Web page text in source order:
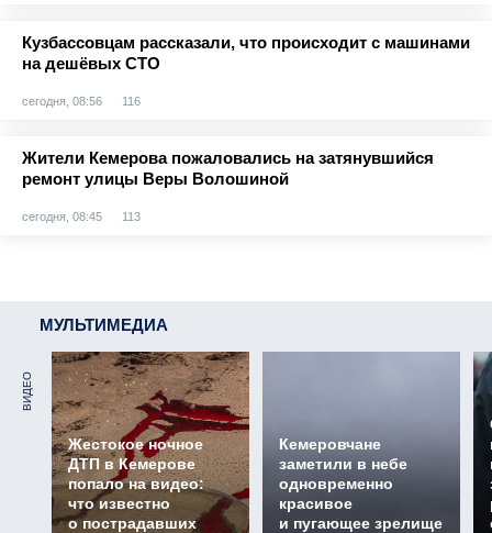
Кузбассовцам рассказали, что происходит с машинами
на дешёвых СТО
сегодня, 08:56 116
Жители Кемерова пожаловались на затянувшийся
ремонт улицы Веры Волошиной
сегодня, 08:45 113
МУЛЬТИМЕДИА
ВИДЕО
Жестокое ночное
ДТП в Кемерове
попало на видео:
что известно
о пострадавших
Кемеровчане
заметили в небе
одновременно
красивое
и пугающее зрелище